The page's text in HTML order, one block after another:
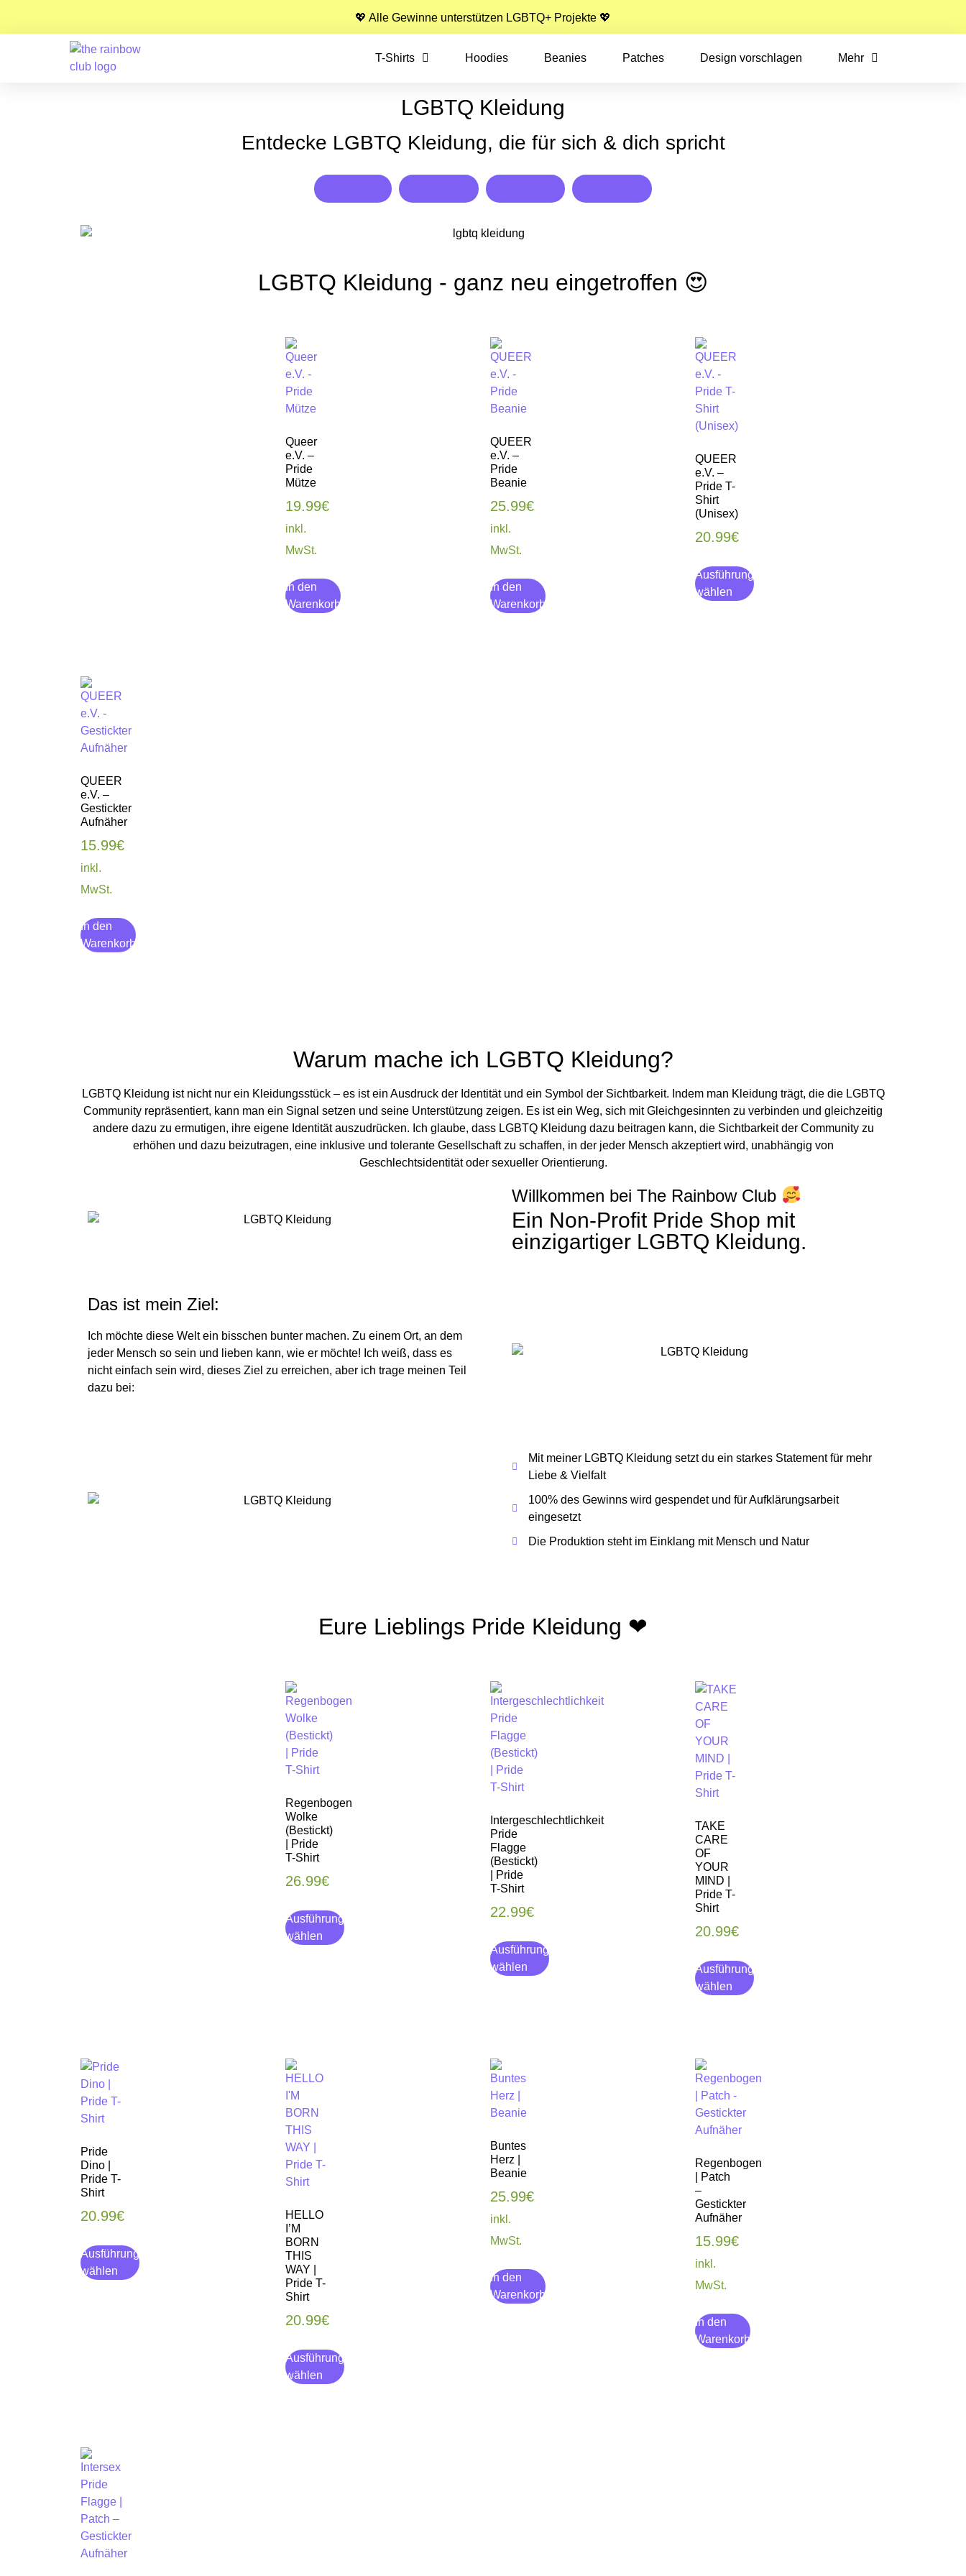
💖 Alle Gewinne unterstützen LGBTQ+ Projekte 💖
T-Shirts Hoodies Beanies Patches Design vorschlagen Mehr
LGBTQ Kleidung
Entdecke LGBTQ Kleidung, die für sich & dich spricht
LGBTQ Kleidung - ganz neu eingetroffen 😍
Queer
e.V. –
Pride
Mütze
19.99€
inkl.
MwSt.
In den
Warenkorb
QUEER
e.V. –
Pride
Beanie
25.99€
inkl.
MwSt.
In den
Warenkorb
QUEER
e.V. –
Pride T-
Shirt
(Unisex)
20.99€
Ausführung
wählen
QUEER
e.V. –
Gestickter
Aufnäher
15.99€
inkl.
MwSt.
In den
Warenkorb
Warum mache ich LGBTQ Kleidung?
LGBTQ Kleidung ist nicht nur ein Kleidungsstück – es ist ein Ausdruck der Identität und ein Symbol der Sichtbarkeit. Indem man Kleidung trägt, die die LGBTQ
Community repräsentiert, kann man ein Signal setzen und seine Unterstützung zeigen. Es ist ein Weg, sich mit Gleichgesinnten zu verbinden und gleichzeitig
andere dazu zu ermutigen, ihre eigene Identität auszudrücken. Ich glaube, dass LGBTQ Kleidung dazu beitragen kann, die Sichtbarkeit der Community zu
erhöhen und dazu beizutragen, eine inklusive und tolerante Gesellschaft zu schaffen, in der jeder Mensch akzeptiert wird, unabhängig von
Geschlechtsidentität oder sexueller Orientierung.
Willkommen bei The Rainbow Club
Ein Non-Profit Pride Shop mit
einzigartiger LGBTQ Kleidung.
Das ist mein Ziel:
Ich möchte diese Welt ein bisschen bunter machen. Zu einem Ort, an dem
jeder Mensch so sein und lieben kann, wie er möchte! Ich weiß, dass es
nicht einfach sein wird, dieses Ziel zu erreichen, aber ich trage meinen Teil
dazu bei:
Mit meiner LGBTQ Kleidung setzt du ein starkes Statement für mehr
Liebe & Vielfalt
100% des Gewinns wird gespendet und für Aufklärungsarbeit
eingesetzt
Die Produktion steht im Einklang mit Mensch und Natur
Eure Lieblings Pride Kleidung ❤
Regenbogen
Wolke
(Bestickt)
| Pride
T-Shirt
26.99€
Ausführung
wählen
Intergeschlechtlichkeit
Pride
Flagge
(Bestickt)
| Pride
T-Shirt
22.99€
Ausführung
wählen
TAKE
CARE
OF
YOUR
MIND |
Pride T-
Shirt
20.99€
Ausführung
wählen
Pride
Dino |
Pride T-
Shirt
20.99€
Ausführung
wählen
HELLO
I’M
BORN
THIS
WAY |
Pride T-
Shirt
20.99€
Ausführung
wählen
Buntes
Herz |
Beanie
25.99€
inkl.
MwSt.
In den
Warenkorb
Regenbogen
| Patch
–
Gestickter
Aufnäher
15.99€
inkl.
MwSt.
In den
Warenkorb